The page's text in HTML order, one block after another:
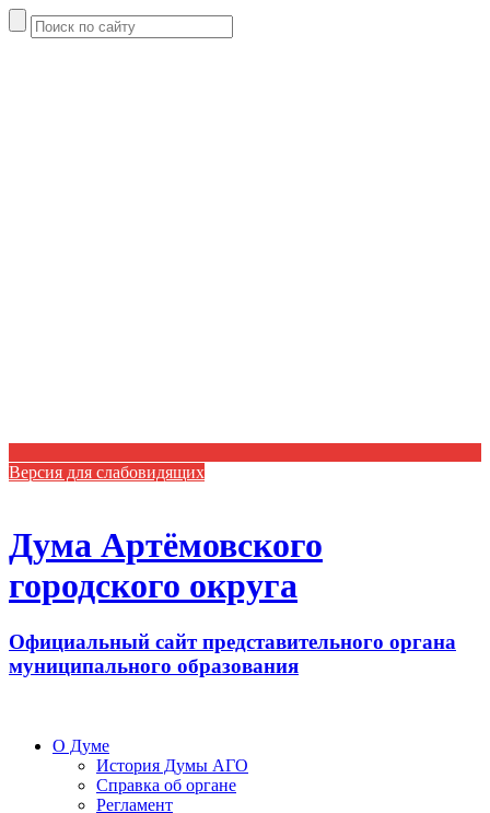
Версия для слабовидящих
Дума Артёмовского
городского округа
Официальный сайт представительного органа
муниципального образования
О Думе
История Думы АГО
Справка об органе
Регламент